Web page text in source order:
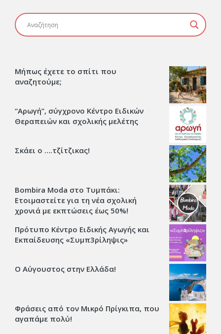
Μήπως έχετε το σπίτι που
αναζητούμε;
“Αρωγή”, σύγχρονο Κέντρο Ειδικών
Θεραπειών και σχολικής μελέτης
Σκάει ο ….τζίτζικας!
Bombira Moda στο Τυμπάκι:
Ετοιμαστείτε για τη νέα σχολική
χρονιά με εκπτώσεις έως 50%!
Πρότυπο Κέντρο Ειδικής Αγωγής και
Εκπαίδευσης «Συμπ3ρίληψις»
Ο Αύγουστος στην Ελλάδα!
Φράσεις από τον Μικρό Πρίγκιπα, που
αγαπάμε πολύ!